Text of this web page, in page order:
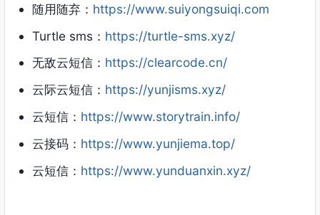
随用随弃： https://www.suiyongsuiqi.com
Turtle sms： https://turtle-sms.xyz/
无敌云短信： https://clearcode.cn/
云际云短信： https://yunjisms.xyz/
云短信： https://www.storytrain.info/
云接码： https://www.yunjiema.top/
云短信： https://www.yunduanxin.xyz/